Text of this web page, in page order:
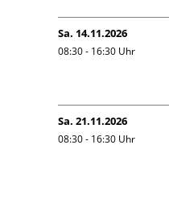
Sa. 14.11.2026
08:30 - 16:30 Uhr
Sa. 21.11.2026
08:30 - 16:30 Uhr